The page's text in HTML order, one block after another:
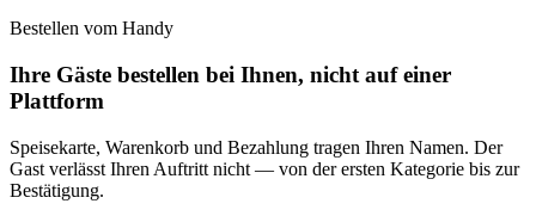
Bestellen vom Handy
Ihre Gäste bestellen bei Ihnen, nicht auf einer
Plattform
Speisekarte, Warenkorb und Bezahlung tragen Ihren Namen. Der
Gast verlässt Ihren Auftritt nicht — von der ersten Kategorie bis zur
Bestätigung.